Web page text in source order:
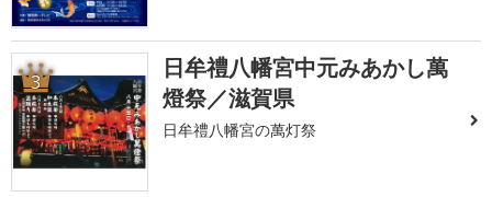
3
日牟禮八幡宮中元みあかし萬
燈祭／滋賀県
日牟禮八幡宮の萬灯祭